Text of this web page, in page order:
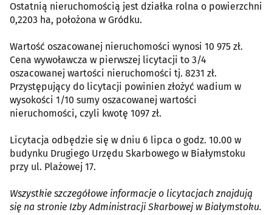
Ostatnią nieruchomością jest działka rolna o powierzchni
0,2203 ha, położona w Gródku.
Wartość oszacowanej nieruchomości wynosi 10 975 zł.
Cena wywoławcza w pierwszej licytacji to 3/4
oszacowanej wartości nieruchomości tj. 8231 zł.
Przystępujący do licytacji powinien złożyć wadium w
wysokości 1/10 sumy oszacowanej wartości
nieruchomości, czyli kwotę 1097 zł.
Licytacja odbędzie się w dniu 6 lipca o godz. 10.00 w
budynku Drugiego Urzędu Skarbowego w Białymstoku
przy ul. Plażowej 17.
Wszystkie szczegółowe informacje o licytacjach znajdują
się na stronie Izby Administracji Skarbowej w Białymstoku.